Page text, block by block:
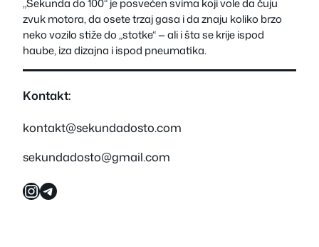
„Sekunda do 100“ je posvećen svima koji vole da čuju
zvuk motora, da osete trzaj gasa i da znaju koliko brzo
neko vozilo stiže do „stotke“ — ali i šta se krije ispod
haube, iza dizajna i ispod pneumatika.
Kontakt:
kontakt@sekundadosto.com
sekundadosto@gmail.com
InstagramTelegram